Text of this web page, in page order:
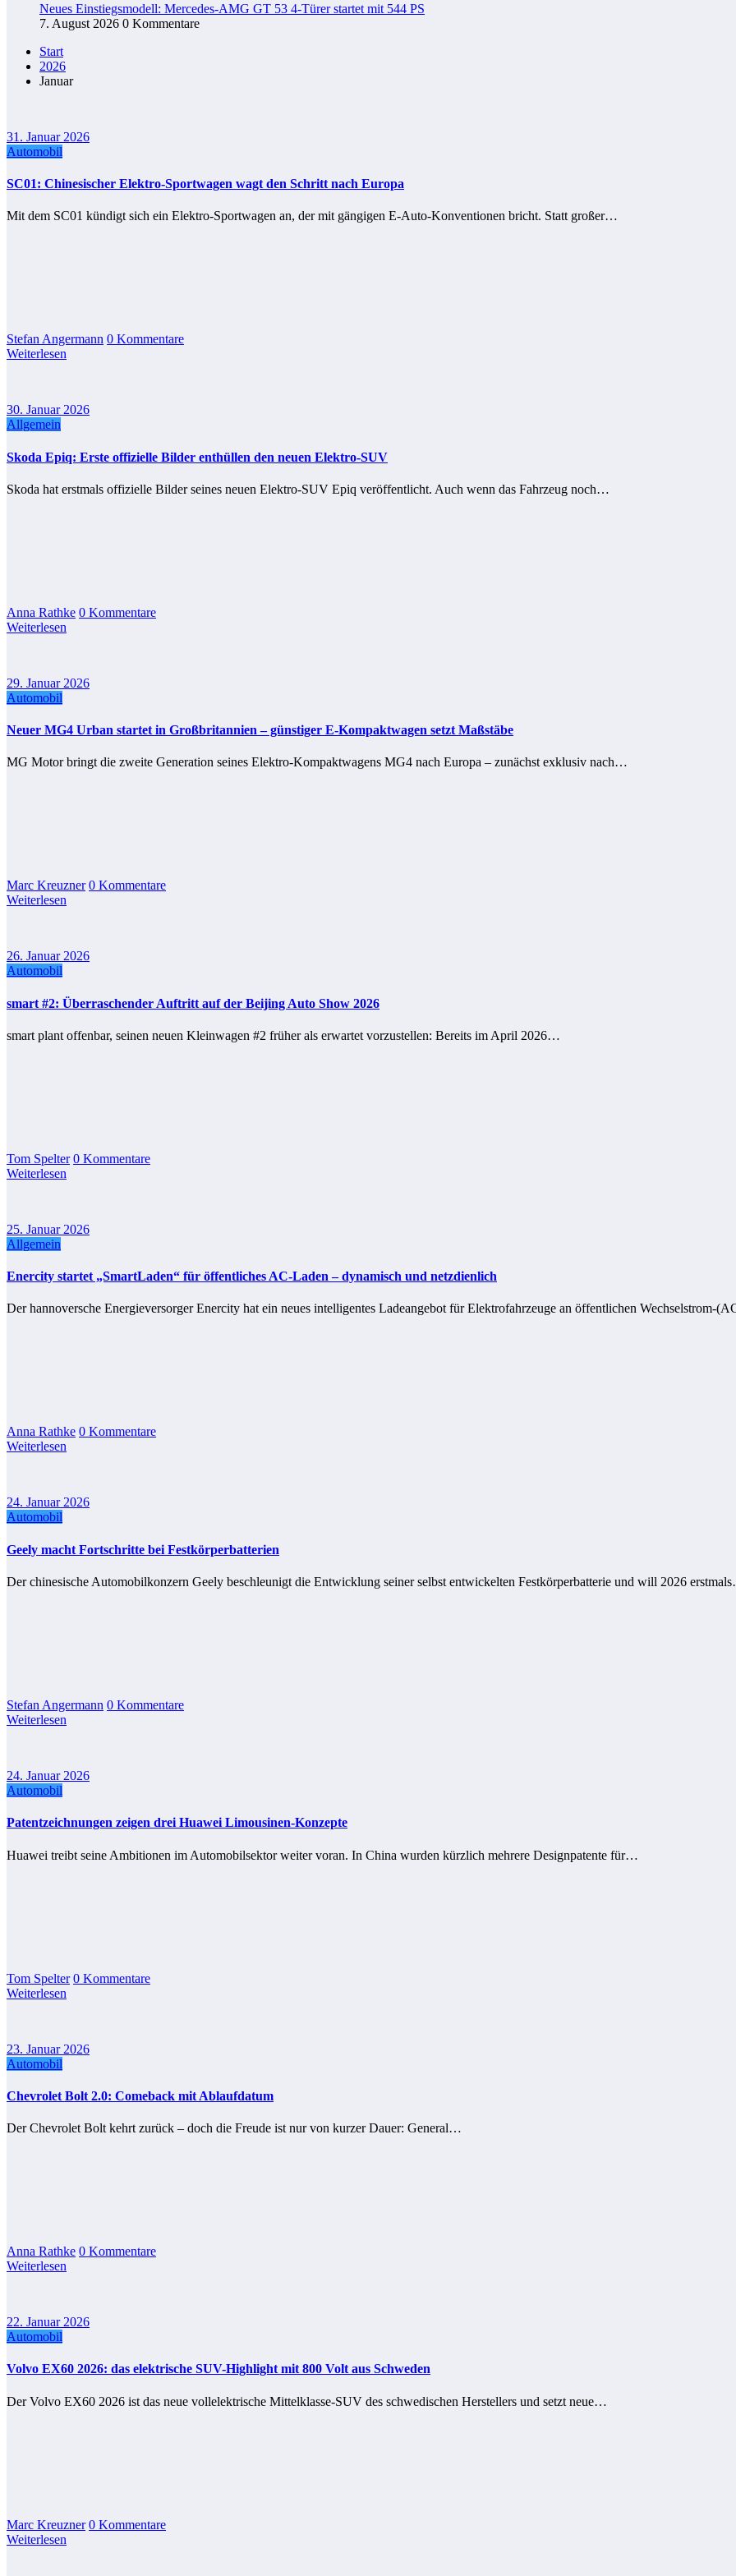
Neues Einstiegsmodell: Mercedes-AMG GT 53 4-Türer startet mit 544 PS
7. August 2026 0 Kommentare
Start
2026
Januar
31. Januar 2026
Automobil
SC01: Chinesischer Elektro-Sportwagen wagt den Schritt nach Europa
Mit dem SC01 kündigt sich ein Elektro-Sportwagen an, der mit gängigen E-Auto-Konventionen bricht. Statt großer…
Stefan Angermann 0 Kommentare
Weiterlesen
30. Januar 2026
Allgemein
Skoda Epiq: Erste offizielle Bilder enthüllen den neuen Elektro-SUV
Skoda hat erstmals offizielle Bilder seines neuen Elektro-SUV Epiq veröffentlicht. Auch wenn das Fahrzeug noch…
Anna Rathke 0 Kommentare
Weiterlesen
29. Januar 2026
Automobil
Neuer MG4 Urban startet in Großbritannien – günstiger E-Kompaktwagen setzt Maßstäbe
MG Motor bringt die zweite Generation seines Elektro-Kompaktwagens MG4 nach Europa – zunächst exklusiv nach…
Marc Kreuzner 0 Kommentare
Weiterlesen
26. Januar 2026
Automobil
smart #2: Überraschender Auftritt auf der Beijing Auto Show 2026
smart plant offenbar, seinen neuen Kleinwagen #2 früher als erwartet vorzustellen: Bereits im April 2026…
Tom Spelter 0 Kommentare
Weiterlesen
25. Januar 2026
Allgemein
Enercity startet „SmartLaden“ für öffentliches AC‑Laden – dynamisch und netzdienlich
Der hannoversche Energieversorger Enercity hat ein neues intelligentes Ladeangebot für Elektrofahrzeuge an öffentlichen Wechselstrom-
Anna Rathke 0 Kommentare
Weiterlesen
24. Januar 2026
Automobil
Geely macht Fortschritte bei Festkörperbatterien
Der chinesische Automobilkonzern Geely beschleunigt die Entwicklung seiner selbst entwickelten Festkörperbatterie und will 2026
Stefan Angermann 0 Kommentare
Weiterlesen
24. Januar 2026
Automobil
Patentzeichnungen zeigen drei Huawei Limousinen-Konzepte
Huawei treibt seine Ambitionen im Automobilsektor weiter voran. In China wurden kürzlich mehrere Designpatente für…
Tom Spelter 0 Kommentare
Weiterlesen
23. Januar 2026
Automobil
Chevrolet Bolt 2.0: Comeback mit Ablaufdatum
Der Chevrolet Bolt kehrt zurück – doch die Freude ist nur von kurzer Dauer: General…
Anna Rathke 0 Kommentare
Weiterlesen
22. Januar 2026
Automobil
Volvo EX60 2026: das elektrische SUV-Highlight mit 800 Volt aus Schweden
Der Volvo EX60 2026 ist das neue vollelektrische Mittelklasse-SUV des schwedischen Herstellers und setzt neue…
Marc Kreuzner 0 Kommentare
Weiterlesen